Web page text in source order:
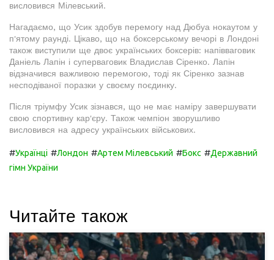
висловився Мілевський.
Нагадаємо, що Усик здобув перемогу над Дюбуа нокаутом у
п'ятому раунді. Цікаво, що на боксерському вечорі в Лондоні
також виступили ще двоє українських боксерів: напівваговик
Даніель Лапін і суперваговик Владислав Сіренко. Лапін
відзначився важливою перемогою, тоді як Сіренко зазнав
несподіваної поразки у своєму поєдинку.
Після тріумфу Усик зізнався, що не має наміру завершувати
свою спортивну кар'єру. Також чемпіон зворушливо
висловився на адресу українських військових.
#Українці #Лондон #Артем Мілевський #Бокс #Державний
гімн України
Читайте також